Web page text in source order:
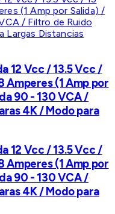
12 Vcc / 13.5 Vcc /
Amperes (1 Amp por
90 - 130 VCA /
4K / Modo para
12 Vcc / 13.5 Vcc /
Amperes (1 Amp por
90 - 130 VCA /
4K / Modo para